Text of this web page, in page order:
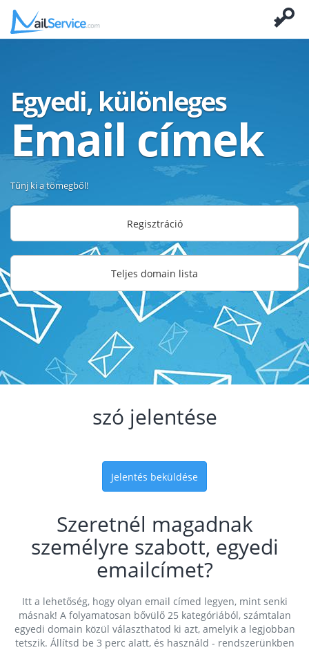
Egyedi, különleges
Email címek
Tűnj ki a tömegből!
Regisztráció
Teljes domain lista
szó jelentése
Jelentés beküldése
Szeretnél magadnak
személyre szabott, egyedi
emailcímet?
Itt a lehetőség, hogy olyan email címed legyen, mint senki
másnak! A folyamatosan bővülő 25 kategóriából, számtalan
egyedi domain közül választhatod ki azt, amelyik a legjobban
tetszik. Állítsd be 3 perc alatt, és használd - rendszerünkben